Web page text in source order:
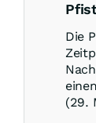
Die
(29.